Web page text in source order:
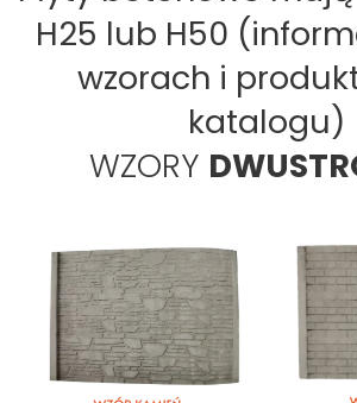
H25 lub H50
wzorach i
katalogu)
WZORY